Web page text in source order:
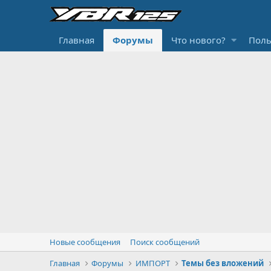
Главная Форумы Что нового?
Новые сообщения
Поиск сообщений
Главная
Форумы ИМПОРТ Темы без вложений